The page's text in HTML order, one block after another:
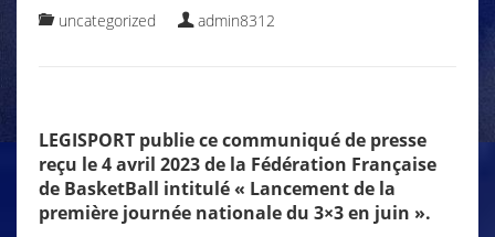
uncategorized admin8312
LEGISPORT publie ce communiqué de presse
reçu le 4 avril 2023 de la Fédération Française
de BasketBall intitulé « Lancement de la
première journée nationale du 3×3 en juin ».